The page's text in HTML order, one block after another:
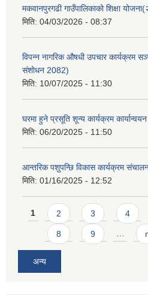
मकवानपुरगढी गाउँपालिकाको शिक्षा
मिति: 04/03/2026 - 08:37
विपन्न नागरिक औषधी उपचार कार्यक्रम
संशोधन 2082)
मिति: 10/07/2025 - 11:30
घरमा हुने प्रसूति शून्य कार्यक्रम
मिति: 06/20/2025 - 11:50
आन्तरिक पशुपन्छि विकास कार्यक्रम संचालन
मिति: 01/16/2025 - 12:52
Pages
1 2 3 4
8 9 …
अन्य